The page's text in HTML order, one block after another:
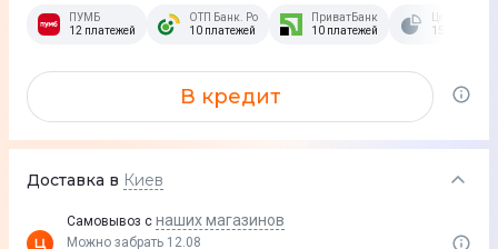
ПУМБ
12 платежей
ОТП Банк. Розстрочка Скибочка.
10 платежей
ПриватБанк
10 платежей
15 платежей
В кредит
Доставка в Киев
Самовывоз с наших магазинов
Можно забрать 12.08